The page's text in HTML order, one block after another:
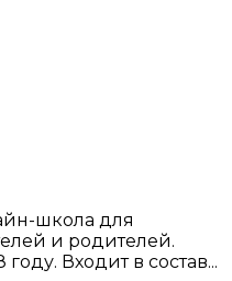
школа для
и родителей.
Входит в состав...